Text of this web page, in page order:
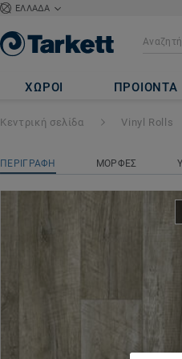
ΕΛΛΑΔΑ
ΧΩΡΟΙ ΠΡΟΙΟΝΤΑ
ICONIK 260 -
Κεντρική σελίδα Vinyl Rolls
ΠΕΡΙΓΡΑΦΗ ΜΟΡΦΕΣ